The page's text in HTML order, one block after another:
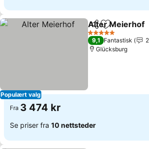
Populært valg
Del Legg til i
Alter Meierhof
5 Stjerner
9,1 Fantastisk
Glücksburg
Fra 3 474 kr
Se priser fra 10 nettsteder